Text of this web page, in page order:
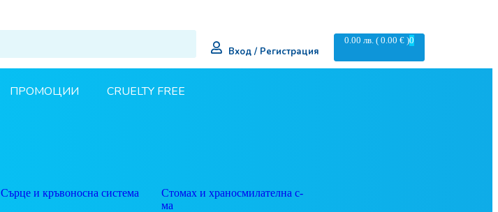
Вход / Регистрация
0
0.00 лв. ( 0.00 € )
Сърце и кръвоносна система
Стомах и храносмилателна с-
ма
ПРОМОЦИИ CRUELTY FREE